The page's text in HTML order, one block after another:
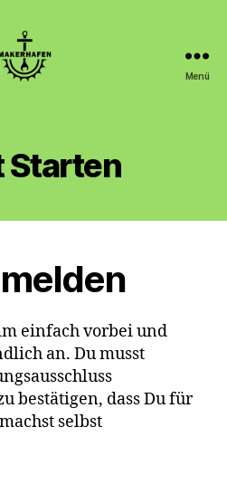
Menü
Starten
einfach vorbei und
an. Du musst
bestätigen, dass Du für
selbst